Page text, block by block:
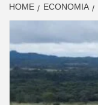
HOME ECONOMIA